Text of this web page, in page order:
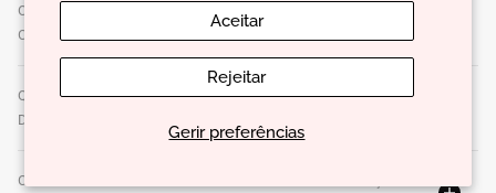
Gerir preferências
Aceitar
Rejeitar
O QUE DEVE SER EVITADO AO SEGUIR UM CRONOGRAMA
CAPILAR?
QUANTO TEMPO DEMORA A VEREM-SE OS RESULTADOS
DE UM CRONOGRAMA CAPILAR?
COMO É POSSÍVEL CUIDAR E FAZER A MANUTENÇÃO DA